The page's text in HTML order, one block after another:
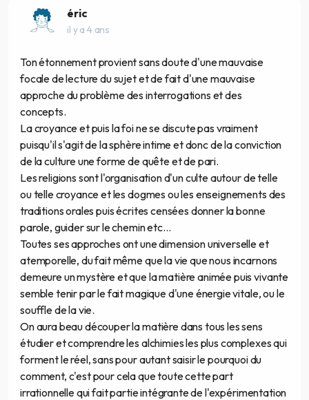
éric
il y a 4 ans
Ton étonnement provient sans doute d'une mauvaise
focale de lecture du sujet et de fait d'une mauvaise
approche du problème des interrogations et des
concepts.
La croyance et puis la foi ne se discute pas vraiment
puisqu'il s'agit de la sphère intime et donc de la conviction
de la culture une forme de quête et de pari.
Les religions sont l'organisation d'un culte autour de telle
ou telle croyance et les dogmes ou les enseignements des
traditions orales puis écrites censées donner la bonne
parole, guider sur le chemin etc...
Toutes ses approches ont une dimension universelle et
atemporelle, du fait même que la vie que nous incarnons
demeure un mystère et que la matière animée puis vivante
semble tenir par le fait magique d'une énergie vitale, ou le
souffle de la vie.
On aura beau découper la matière dans tous les sens
étudier et comprendre les alchimies les plus complexes qui
forment le réel, sans pour autant saisir le pourquoi du
comment, c'est pour cela que toute cette part
irrationnelle qui fait partie intégrante de l'expérimentation